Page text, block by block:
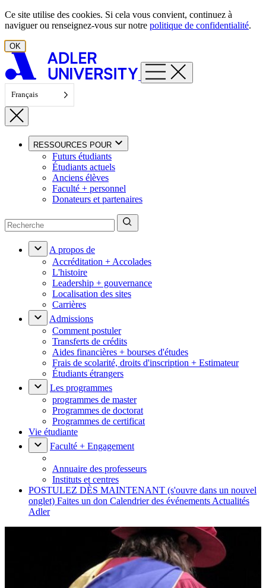
Aller au contenu
Ce site utilise des cookies. Si cela vous convient, continuez à
naviguer ou renseignez-vous sur notre politique de confidentialité.
OK
Français
RESSOURCES POUR
Futurs étudiants
Étudiants actuels
Anciens élèves
Faculté + personnel
Donateurs et partenaires
A propos de
Accréditation + Accolades
L'histoire
Leadership + gouvernance
Localisation des sites
Carrières
Admissions
Comment postuler
Transferts de crédits
Aides financières + bourses d'études
Frais de scolarité, droits d'inscription + Estimateur
Étudiants étrangers
Les programmes
programmes de master
Programmes de doctorat
Programmes de certificat
Vie étudiante
Faculté + Engagement
Annuaire des professeurs
Instituts et centres
POSTULEZ DÈS MAINTENANT (s'ouvre dans un nouvel
onglet) Faites un don Calendrier des événements Actualités
Adler